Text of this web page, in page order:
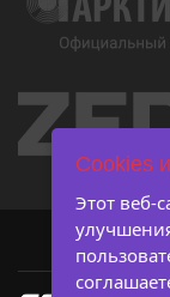
Cookies
Этот веб-